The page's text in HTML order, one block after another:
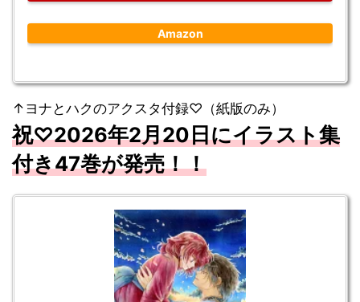
Amazon
↑ヨナとハクのアクスタ付録♡（紙版のみ）
祝♡2026年2月20日にイラスト集
付き47巻が発売！！